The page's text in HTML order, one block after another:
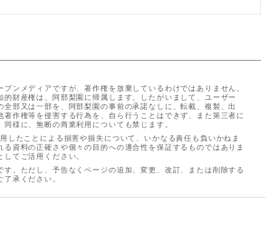
プンメディアですが、著作権を放棄しているわけではありません。
的財産権は、阿部梨園に帰属します。したがいまして、ユーザー
全部又は一部を、阿部梨園の事前の承諾なしに、転載、複製、出
著作権等を侵害する行為を、自ら行うことはできず、また第三者に
様に、無断の商業利用についても禁じます。
したことによる損害や損失について、いかなる責任も負いかねま
る資料の正確さや個々の目的への適合性を保証するものではありま
てご活用ください。
す。ただし、予告なくページの追加、変更、改訂、または削除する
承ください。